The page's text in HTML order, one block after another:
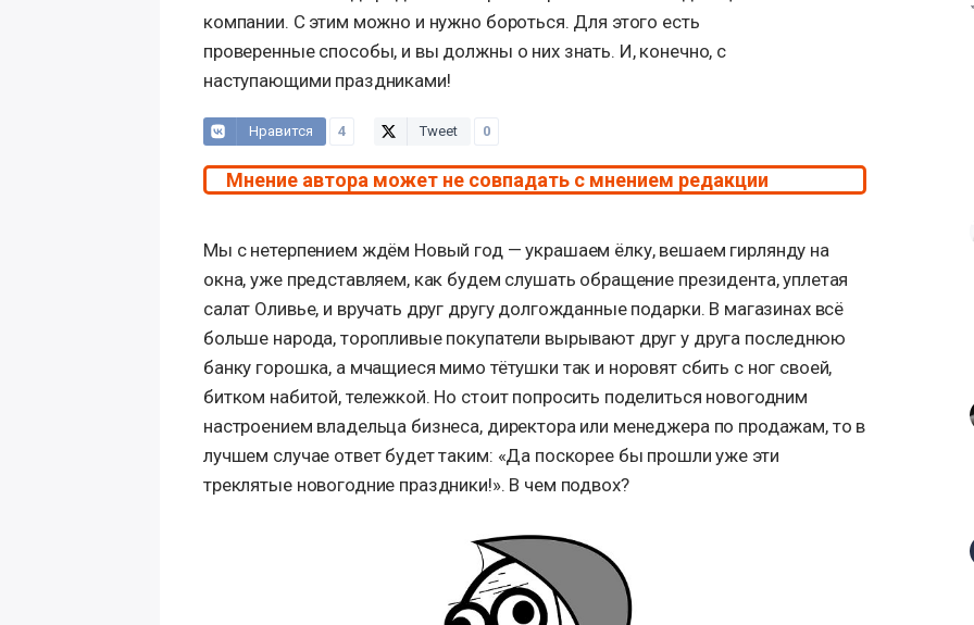
компании. С этим можно и нужно бороться. Для этого есть
проверенные способы, и вы должны о них знать. И, конечно, с
наступающими праздниками!
Нравится 4 Tweet 0
Мнение автора может не совпадать с мнением редакции
Мы с нетерпением ждём Новый год — украшаем ёлку, вешаем гирлянду на
окна, уже представляем, как будем слушать обращение президента, уплетая
салат Оливье, и вручать друг другу долгожданные подарки. В магазинах всё
больше народа, торопливые покупатели вырывают друг у друга последнюю
банку горошка, а мчащиеся мимо тётушки так и норовят сбить с ног своей,
битком набитой, тележкой. Но стоит попросить поделиться новогодним
настроением владельца бизнеса, директора или менеджера по продажам, то в
лучшем случае ответ будет таким: «Да поскорее бы прошли уже эти
треклятые новогодние праздники!». В чем подвох?